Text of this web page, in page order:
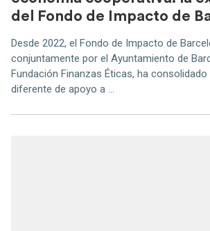
del Fondo de Impacto de
Desde 2022, el Fondo de Impacto de
conjuntamente por el Ayuntamiento de
Fundación Finanzas Éticas, ha
diferente de apoyo a ...